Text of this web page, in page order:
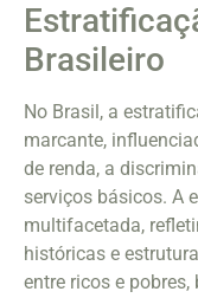
Brasileiro
No Brasil, a
marcante,
de renda, a
serviços básicos. A
multifacetada,
históricas e
entre ricos e